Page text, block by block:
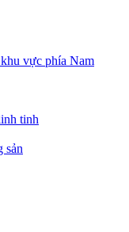
vực phía Nam
tinh
sản